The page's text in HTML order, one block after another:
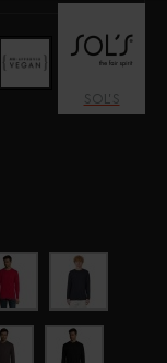
SOL’S